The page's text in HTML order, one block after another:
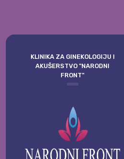
KLINIKA ZA GINEKOLOGIJU I
AKUŠERSTVO "NARODNI
FRONT"